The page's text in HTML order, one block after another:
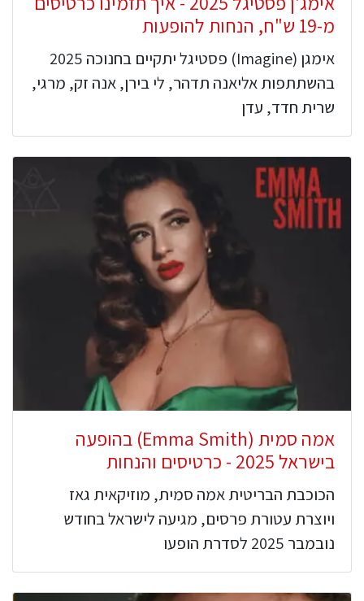
מ-19 ש"ח, הנחות להופעות
אימגן (Imagine) פסטיגל יתקיים בחנוכה 2025
בהשתתפות אליאנה תדהר, לי בירן, אנה זק, מרגי,
שרית חדד, עדן
אמה סמית (Emma Smith) בהופעה
בישראל 2025 - כרטיסים והנחות
הכוכבת הבריטית אמה סמית, מוזיקאית גאז
ויוצרת עטורת פרסים, מגיעה לישראל בחודש
נובמבר 2025 לסדרת הופעו